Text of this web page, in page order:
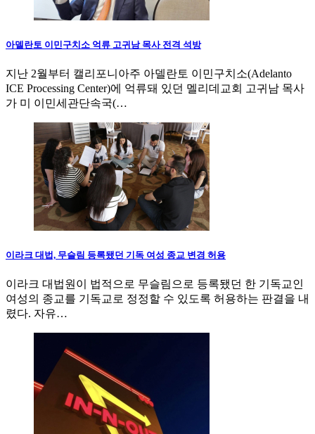
아델란토 이민구치소 억류 고귀남 목사 전격 석방
지난 2월부터 캘리포니아주 아델란토 이민구치소(Adelanto
ICE Processing Center)에 억류돼 있던 멜리데교회 고귀남 목사
가 미 이민세관단속국(…
이라크 대법, 무슬림 등록됐던 기독 여성 종교 변경 허용
이라크 대법원이 법적으로 무슬림으로 등록됐던 한 기독교인
여성의 종교를 기독교로 정정할 수 있도록 허용하는 판결을 내
렸다. 자유…